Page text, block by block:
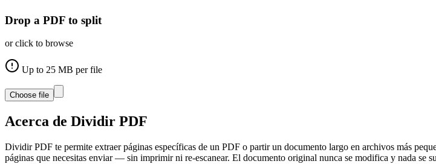
Drop a PDF to split
or click to browse
Up to 25 MB per file
Choose file
Acerca de Dividir PDF
Dividir PDF te permite extraer páginas específicas de un PDF o partir un documento largo en archivos más
páginas que necesitas enviar — sin imprimir ni re-escanear. El documento original nunca se modifica y nada se